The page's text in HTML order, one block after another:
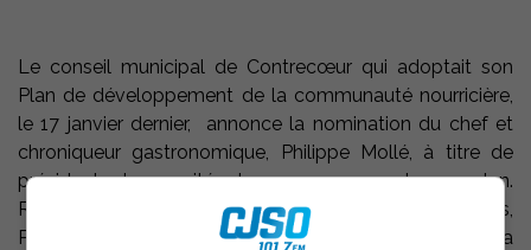
Le conseil municipal de Contrecœur qui adoptait son
Plan de développement de la communauté nourricière,
le 17 janvier dernier, annonce la nomination du chef et
chroniqueur gastronomique, Philippe Mollé, à titre de
président du comité de gouvernance de ce plan.
Résident de Contrecœur depuis une trentaine d’années,
Philippe Mollé est natif de la Vendée en France. Il a